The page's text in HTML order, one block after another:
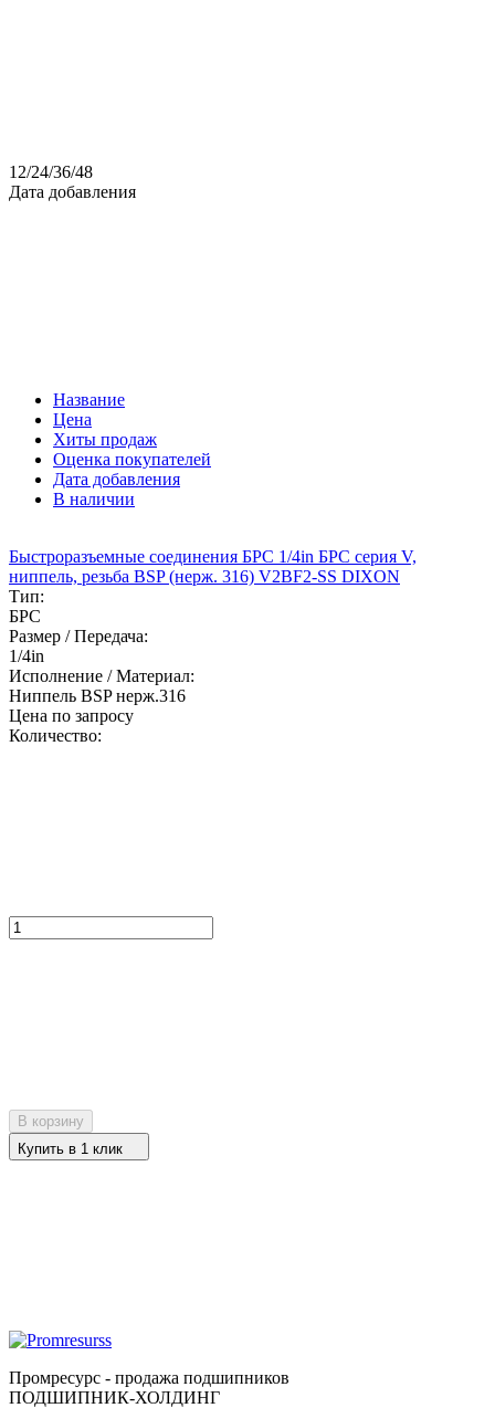
12/24/36/48
Дата добавления
Название
Цена
Хиты продаж
Оценка покупателей
Дата добавления
В наличии
Быстроразъемные соединения БРС 1/4in БРС серия V,
ниппель, резьба BSP (нерж. 316) V2BF2-SS DIXON
Тип:
БРС
Размер / Передача:
1/4in
Исполнение / Материал:
Ниппель BSP нерж.316
Цена по запросу
Количество:
В корзину
Купить в 1 клик
Промресурс - продажа подшипников
ПОДШИПНИК-ХОЛДИНГ